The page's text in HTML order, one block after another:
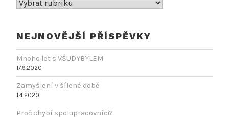
Rubriky
NEJNOVĚJŠÍ PŘÍSPĚVKY
Mnoho let s VŠUDYBYLEM
17.9.2020
Zamyšlení v šílené době
1.4.2020
Proč chybí spolupracovníci?